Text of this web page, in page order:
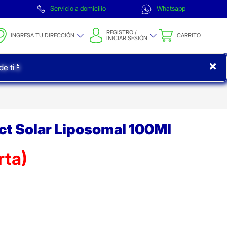
Servicio a domicilio Whatsapp
INGRESA TU DIRECCIÓN REGISTRO /
INICIAR SESIÓN CARRITO
ti📱 ×
Solar Liposomal 100Ml